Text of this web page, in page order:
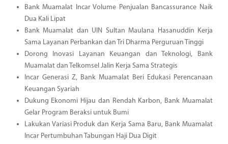
Bank Muamalat Incar Volume Penjualan Bancassurance Naik
Dua Kali Lipat
Bank Muamalat dan UIN Sultan Maulana Hasanuddin Kerja
Sama Layanan Perbankan dan Tri Dharma Perguruan Tinggi
Dorong Inovasi Layanan Keuangan dan Teknologi, Bank
Muamalat dan Telkomsel Jalin Kerja Sama Strategis
Incar Generasi Z, Bank Muamalat Beri Edukasi Perencanaan
Keuangan Syariah
Dukung Ekonomi Hijau dan Rendah Karbon, Bank Muamalat
Gelar Program Beraksi untuk Bumi
Lakukan Variasi Produk dan Kerja Sama Baru, Bank Muamalat
Incar Pertumbuhan Tabungan Haji Dua Digit